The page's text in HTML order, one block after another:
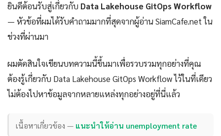
ยินดีต้อนรับสู่เกี่ยวกับ Data Lakehouse GitOps Workflow
— หัวข้อที่ผมได้รับคำถามมากที่สุดจากผู้อ่าน SiamCafe.net ใน
ช่วงที่ผ่านมา
ผมตัดสินใจเขียนบทความนี้ขึ้นมาเพื่อรวบรวมทุกอย่างที่คุณ
ต้องรู้เกี่ยวกับ Data Lakehouse GitOps Workflow ไว้ในที่เดียว
ไม่ต้องไปหาข้อมูลจากหลายแหล่งทุกอย่างอยู่ที่นี่แล้ว
เนื้อหาเกี่ยวข้อง — แนะนำให้อ่าน unemployment rate